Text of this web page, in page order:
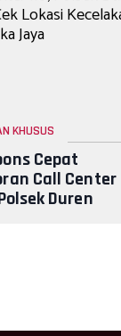
KHUSUS
Cepat
Call Center
Duren